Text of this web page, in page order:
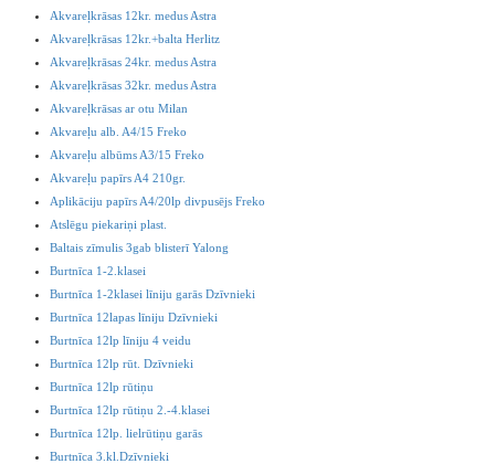
Akvareļkrāsas 12kr. medus Astra
Akvareļkrāsas 12kr.+balta Herlitz
Akvareļkrāsas 24kr. medus Astra
Akvareļkrāsas 32kr. medus Astra
Akvareļkrāsas ar otu Milan
Akvareļu alb. A4/15 Freko
Akvareļu albūms A3/15 Freko
Akvareļu papīrs A4 210gr.
Aplikāciju papīrs A4/20lp divpusējs Freko
Atslēgu piekariņi plast.
Baltais zīmulis 3gab blisterī Yalong
Burtnīca 1-2.klasei
Burtnīca 1-2klasei līniju garās Dzīvnieki
Burtnīca 12lapas līniju Dzīvnieki
Burtnīca 12lp līniju 4 veidu
Burtnīca 12lp rūt. Dzīvnieki
Burtnīca 12lp rūtiņu
Burtnīca 12lp rūtiņu 2.-4.klasei
Burtnīca 12lp. lielrūtiņu garās
Burtnīca 3.kl.Dzīvnieki